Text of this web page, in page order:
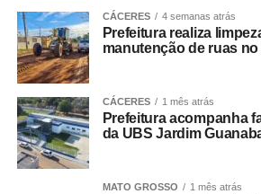
CÁCERES 4 semanas atrás
Prefeitura realiza
manutenção de ruas
CÁCERES 1 mês atrás
Prefeitura acompanha
da UBS Jardim
MATO GROSSO 1 mês atrás